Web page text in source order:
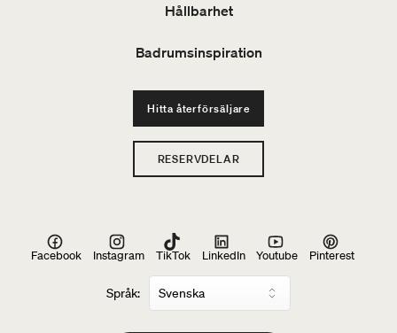
Hållbarhet
Badrumsinspiration
Hitta återförsäljare
RESERVDELAR
Språk:
Facebook Instagram TikTok LinkedIn Youtube Pinterest